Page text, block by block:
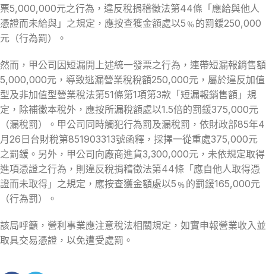
票5,000,000元之行為，違反稅捐稽徵法第44條「應給與他人
憑證而未給與」之規定，應按查獲金額處以5﹪的罰鍰250,000
元（行為罰）。
然而，甲公司因短漏開上述統一發票之行為，連帶短漏報銷售額
5,000,000元，導致逃漏營業稅稅額250,000元，屬於違反加值
型及非加值型營業稅法第51條第1項第3款「短漏報銷售額」規
定，除補徵本稅外，應按所漏稅額處以1.5倍的罰鍰375,000元
（漏稅罰）。甲公司同時觸犯行為罰及漏稅罰，依財政部85年4
月26日台財稅第851903313號函釋，採擇一從重處375,000元
之罰鍰。另外，甲公司向廠商進貨3,300,000元，未依規定取得
進項憑證之行為，則違反稅捐稽徵法第44條「應自他人取得憑
證而未取得」之規定，應按查獲金額處以5﹪的罰鍰165,000元
（行為罰）。
該局呼籲，營利事業應注意稅法相關規定，如實申報營業收入並
取具交易憑證，以免遭受處罰。